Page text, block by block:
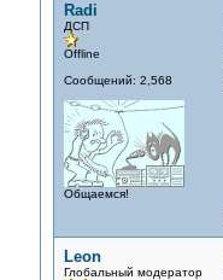
Radi
ДСП
Offline
Сообщений: 2,568
Общаемся!
Leon
Глобальный модератор